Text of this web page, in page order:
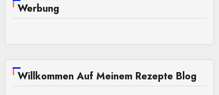
Werbung
Willkommen Auf Meinem Rezepte Blog